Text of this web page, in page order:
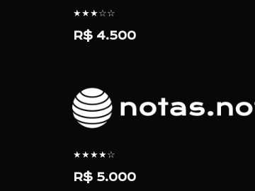
★★★☆☆
R$ 4.500
★★★★☆
R$ 5.000